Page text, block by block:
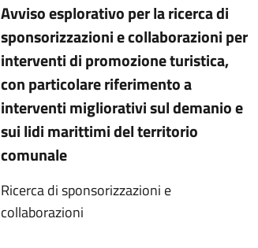
Avviso esplorativo per la ricerca di
sponsorizzazioni e collaborazioni per
interventi di promozione turistica,
con particolare riferimento a
interventi migliorativi sul demanio e
sui lidi marittimi del territorio
comunale
Ricerca di sponsorizzazioni e
collaborazioni